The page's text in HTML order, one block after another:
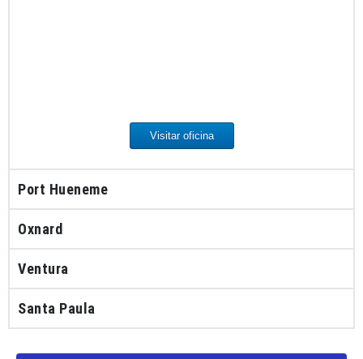
Visitar oficina
Port Hueneme
Oxnard
Ventura
Santa Paula